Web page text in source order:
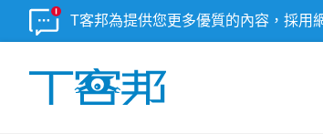
T客邦為提供您更多優質的內容，採用